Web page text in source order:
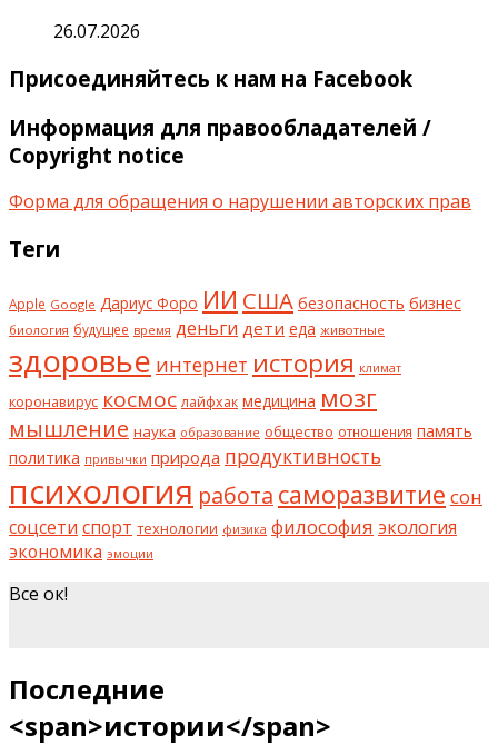
26.07.2026
Присоединяйтесь к нам на Facebook
Информация для правообладателей /
Copyright notice
Форма для обращения о нарушении авторских прав
Теги
Apple Google Дариус Форо ИИ США безопасность бизнес
биология будущее время деньги дети еда животные
здоровье интернет история климат
коронавирус космос лайфхак медицина мозг
мышление наука образование общество отношения память
политика привычки природа продуктивность
психология работа саморазвитие сон
соцсети спорт технологии физика философия экология
экономика эмоции
Все ок!
Последние
<span>истории</span>